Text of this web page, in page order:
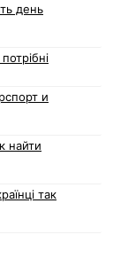
день
и
найти
так